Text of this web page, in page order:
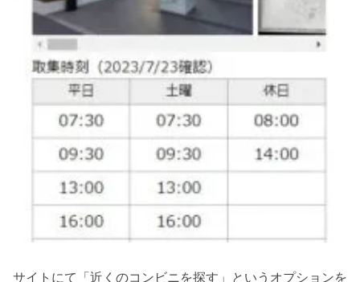
サイトにて「近くのコンビニを探す」というオプションを